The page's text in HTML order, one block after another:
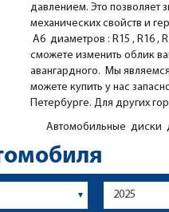
давлением. Это позволяет
механических свойств и
A6 диаметров : R15 , R16 ,
сможете изменить облик
авангардного. Мы
можете купить у нас
Петербурге. Для других
Автомобильные диски